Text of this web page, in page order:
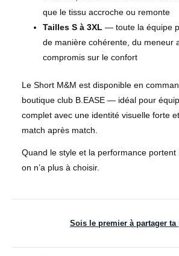
que le tissu accroche ou remonte
Tailles S à 3XL — toute la équipe
de manière cohérente, du meneur
compromis sur le confort
Le Short M&M est disponible en
boutique club B.EASE — idéal pour
complet avec une identité visuelle forte
match après match.
Quand le style et la performance portent
on n’a plus à choisir.
Sois le premier à partager ta